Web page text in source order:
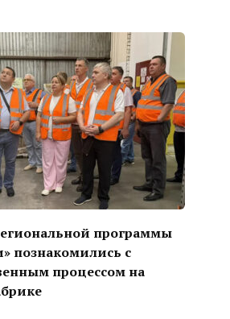
программы
познакомились с
процессом на